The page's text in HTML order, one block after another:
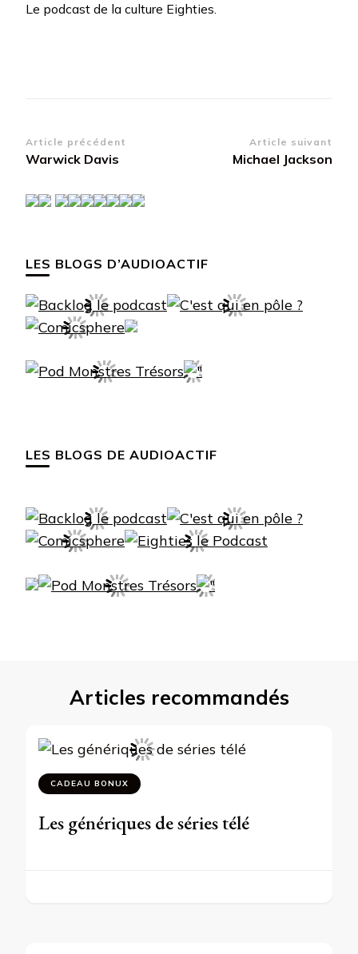
Le podcast de la culture Eighties.
Navigation
d’article
Article précédent
Warwick Davis
Article suivant
Michael Jackson
LES BLOGS D’AUDIOACTIF
LES BLOGS DE AUDIOACTIF
Articles recommandés
CADEAU BONUX
Les génériques de séries télé